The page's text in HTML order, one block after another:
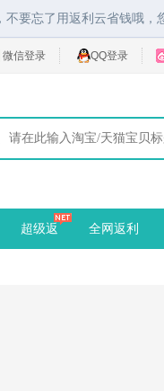
不要忘了用返利云省钱哦，
微信登录 QQ登录
超级返 全网返利